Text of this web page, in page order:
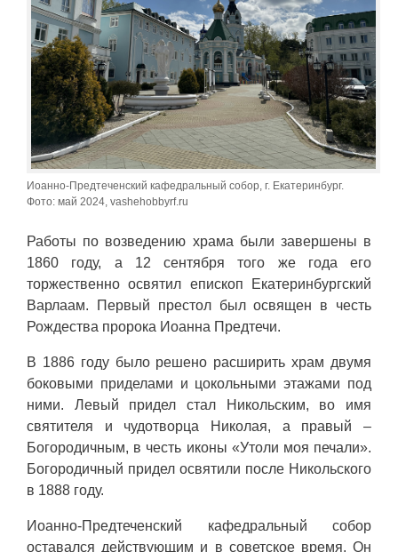
Иоанно-Предтеченский кафедральный собор, г. Екатеринбург.
Фото: май 2024, vashehobbyrf.ru
Работы по возведению храма были завершены в
1860 году, а 12 сентября того же года его
торжественно освятил епископ Екатеринбургский
Варлаам. Первый престол был освящен в честь
Рождества пророка Иоанна Предтечи.
В 1886 году было решено расширить храм двумя
боковыми приделами и цокольными этажами под
ними. Левый придел стал Никольским, во имя
святителя и чудотворца Николая, а правый –
Богородичным, в честь иконы «Утоли моя печали».
Богородичный придел освятили после Никольского
в 1888 году.
Иоанно-Предтеченский кафедральный собор
оставался действующим и в советское время. Он